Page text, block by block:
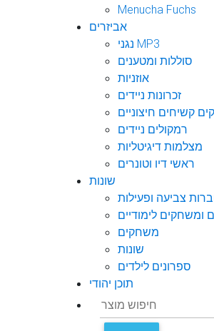
Menucha Fuchs
אביזרים
נגני MP3
סוללות ומטענים
אוזניות
זכרונות ניידים
קשיחים חיצוניים
רמקולים ניידים
מצלמות דיגיטליות
ראשי דיו וטונרים
שונות
צביעה ופעילות
ומשחקים לימודיים
משחקים
שונות
ספרונים לילדים
תוכן יהודי